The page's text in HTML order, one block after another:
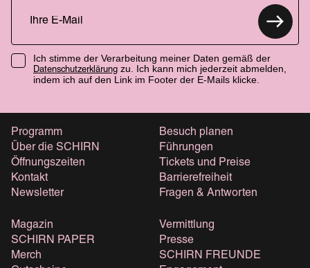
Ich stimme der Verarbeitung meiner Daten gemäß der
Datenschutzerklärung zu. Ich kann mich jederzeit abmelden,
indem ich auf den Link im Footer der E-Mails klicke.
Programm
Über die SCHIRN
Öffnungszeiten
Kontakt
Newsletter
Besuch planen
Führungen
Tickets und Preise
Barrierefreiheit
Fragen & Antworten
Magazin
SCHIRN PAPER
Merch
Vermittlung
Presse
SCHIRN FREUNDE